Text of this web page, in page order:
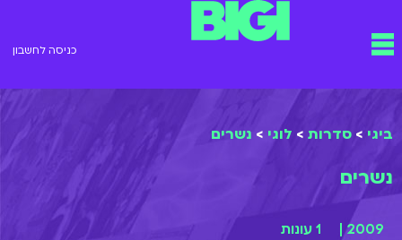
תפריט כניסה לחשבון
ביגי > סדרות > לוגי > נשרים
נשרים
2009 |
1 עונות